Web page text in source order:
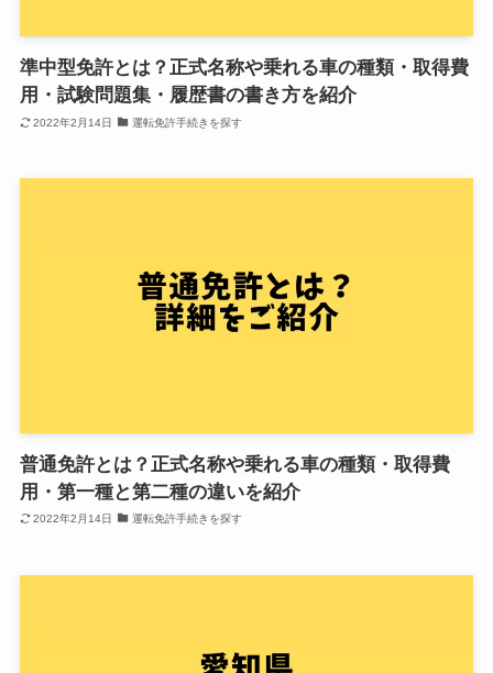
準中型免許とは？正式名称や乗れる車の種類・取得費
用・試験問題集・履歴書の書き方を紹介
2022年2月14日 運転免許手続きを探す
普通免許とは？正式名称や乗れる車の種類・取得費
用・第一種と第二種の違いを紹介
2022年2月14日 運転免許手続きを探す